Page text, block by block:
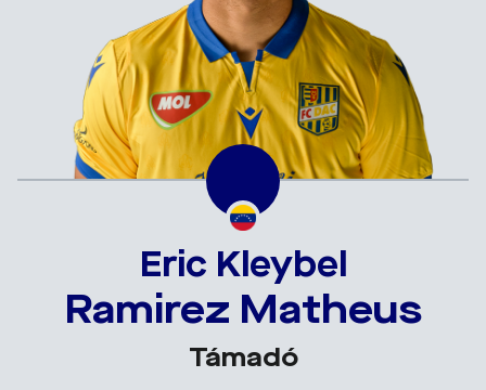
Eric Kleybel
Ramirez Matheus
Támadó